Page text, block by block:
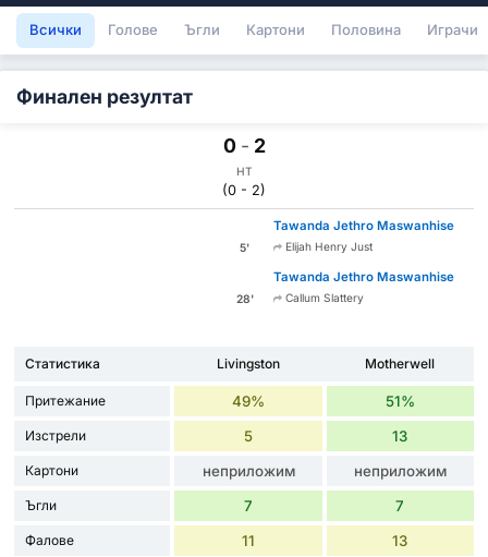
Всички Голове Ъгли Картони Половина Играчи
Финален резултат
0 - 2
HT
(0 - 2)
5'
Tawanda Jethro Maswanhise
Elijah Henry Just
28'
Tawanda Jethro Maswanhise
Callum Slattery
Статистика Livingston Motherwell
Притежание 49% 51%
Изстрели 5 13
Картони неприложим неприложим
Ъгли 7 7
Фалове 11 13